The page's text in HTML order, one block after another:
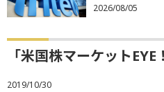
2026/08/05
「米国株マーケット
2019/10/30